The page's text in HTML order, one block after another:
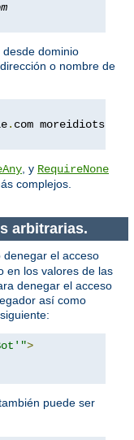
desde dominio
o nombre de
. com moreidiots
, y RequireNone
complejos.
arbitrarias.
denegar el acceso
en los valores de las
denegar el acceso
así como
>
puede ser